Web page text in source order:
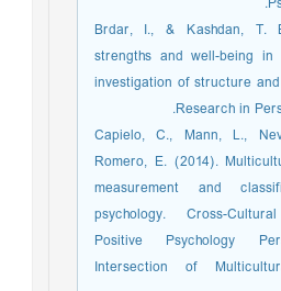
Brdar, I., & Kashdan, T.
strengths and well-being
investigation of structure
Research in
Capielo, C., Mann, L.,
Romero, E. (2014).
measurement and
psychology. Cross-
Positive Psychology
Intersection of